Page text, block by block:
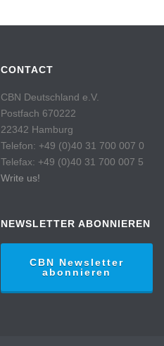
CONTACT
CBN Deutschland e.V.
Postfach 670222
22342 Hamburg
Telefon: +49 (0)40 31 700 007 0
Telefax: +49 (0)40 31 700 007 5
Write us!
NEWSLETTER ABONNIEREN
CBN Newsletter
abonnieren